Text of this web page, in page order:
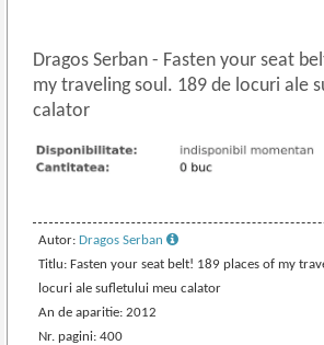
Dragos Serban- Fasten your seat
my traveling soul. 189 de locuri ale
calator
Autor:Dragos Serban
Titlu: Fasten your seat belt! 189 places of my
locuri ale sufletului meu calator
An de aparitie: 2012
Nr. pagini: 400